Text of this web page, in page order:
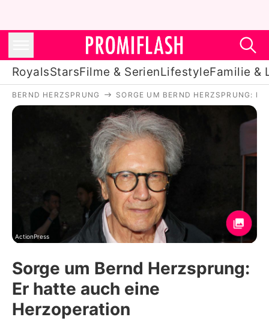
RoyalsStarsFilme & SerienLifestyleFamilie &
Royals
Stars
Filme & Serien
Lifestyle
Familie & Liebe
Promiflash Exklusiv
Alle Themen auf Promiflash
BERND HERZSPRUNG SORGE UM BERND HERZSPRUNG:
ActionPress
Sorge um Bernd Herzsprung:
Er hatte auch eine
Herzoperation